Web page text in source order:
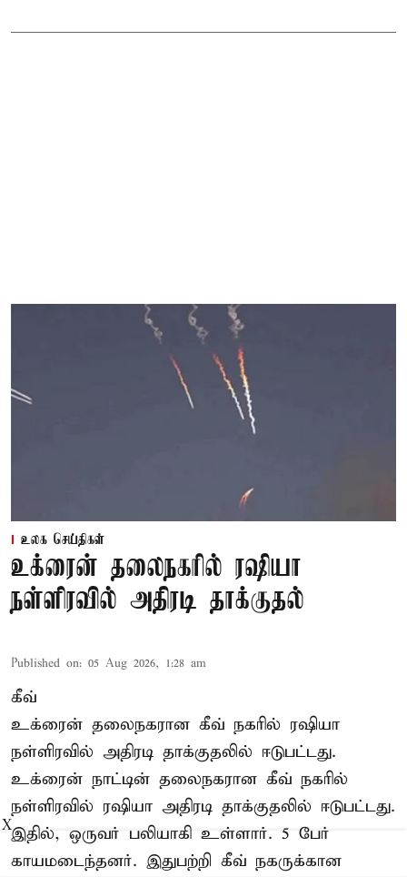
உலக செய்திகள்
உக்ரைன் தலைநகரில் ரஷியா
நள்ளிரவில் அதிரடி தாக்குதல்
Published on: 05 Aug 2026, 1:28 am
கீவ்
உக்ரைன் தலைநகரான கீவ் நகரில் ரஷியா
நள்ளிரவில் அதிரடி தாக்குதலில் ஈடுபட்டது.
உக்ரைன் நாட்டின் தலைநகரான கீவ் நகரில்
நள்ளிரவில் ரஷியா அதிரடி தாக்குதலில் ஈடுபட்டது.
இதில், ஒருவர் பலியாகி உள்ளார். 5 பேர்
காயமடைந்தனர். இதுபற்றி கீவ் நகருக்கான
X